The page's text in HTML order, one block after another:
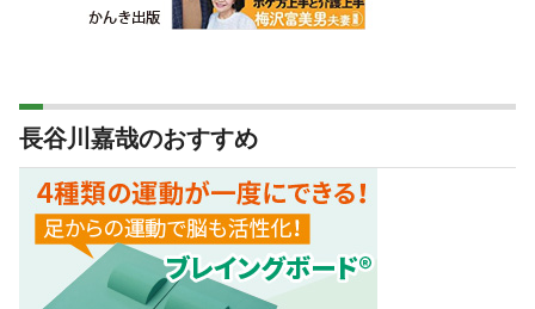
長谷川嘉哉のおすすめ